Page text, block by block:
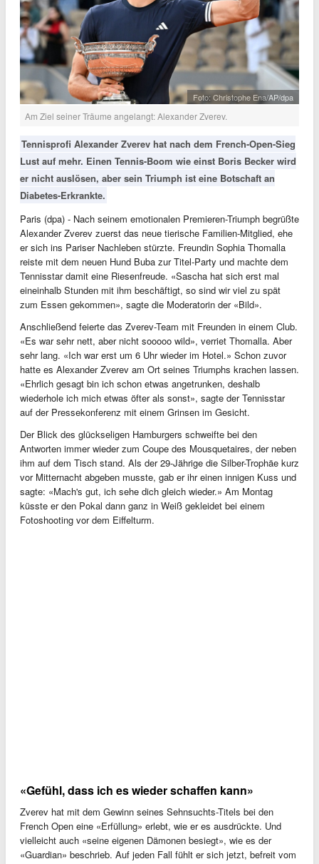
Foto: Christophe Ena/AP/dpa
Am Ziel seiner Träume angelangt: Alexander Zverev.
Tennisprofi Alexander Zverev hat nach dem French-Open-Sieg
Lust auf mehr. Einen Tennis-Boom wie einst Boris Becker wird
er nicht auslösen, aber sein Triumph ist eine Botschaft an
Diabetes-Erkrankte.
Paris (dpa) - Nach seinem emotionalen Premieren-Triumph begrüßte
Alexander Zverev zuerst das neue tierische Familien-Mitglied, ehe
er sich ins Pariser Nachleben stürzte. Freundin Sophia Thomalla
reiste mit dem neuen Hund Buba zur Titel-Party und machte dem
Tennisstar damit eine Riesenfreude. «Sascha hat sich erst mal
eineinhalb Stunden mit ihm beschäftigt, so sind wir viel zu spät
zum Essen gekommen», sagte die Moderatorin der «Bild».
Anschließend feierte das Zverev-Team mit Freunden in einem Club.
«Es war sehr nett, aber nicht sooooo wild», verriet Thomalla. Aber
sehr lang. «Ich war erst um 6 Uhr wieder im Hotel.» Schon zuvor
hatte es Alexander Zverev am Ort seines Triumphs krachen lassen.
«Ehrlich gesagt bin ich schon etwas angetrunken, deshalb
wiederhole ich mich etwas öfter als sonst», sagte der Tennisstar
auf der Pressekonferenz mit einem Grinsen im Gesicht.
Der Blick des glückseligen Hamburgers schweifte bei den
Antworten immer wieder zum Coupe des Mousquetaires, der neben
ihm auf dem Tisch stand. Als der 29-Jährige die Silber-Trophäe kurz
vor Mitternacht abgeben musste, gab er ihr einen innigen Kuss und
sagte: «Mach's gut, ich sehe dich gleich wieder.» Am Montag
küsste er den Pokal dann ganz in Weiß gekleidet bei einem
Fotoshooting vor dem Eiffelturm.
«Gefühl, dass ich es wieder schaffen kann»
Zverev hat mit dem Gewinn seines Sehnsuchts-Titels bei den
French Open eine «Erfüllung» erlebt, wie er es ausdrückte. Und
vielleicht auch «seine eigenen Dämonen besiegt», wie es der
«Guardian» beschrieb. Auf jeden Fall fühlt er sich jetzt, befreit vom